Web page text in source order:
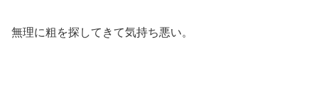
無理に粗を探してきて気持ち悪い。